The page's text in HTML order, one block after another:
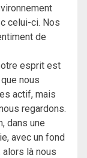
celui-ci. Nos
de
esprit est
nous
actif, mais
regardons.
dans une
avec un fond
alors là nous